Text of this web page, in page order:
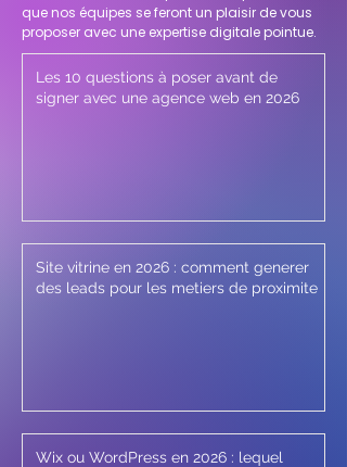
que nos équipes se feront un plaisir de vous
proposer avec une expertise digitale pointue.
Les 10 questions à poser avant de
signer avec une agence web en 2026
Site vitrine en 2026 : comment generer
des leads pour les metiers de proximite
Wix ou WordPress en 2026 : lequel